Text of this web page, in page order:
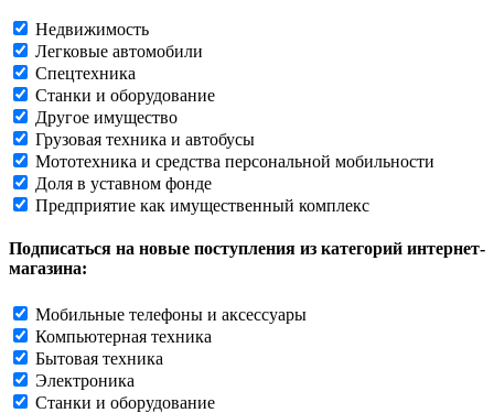
Недвижимость
Легковые автомобили
Спецтехника
Станки и оборудование
Другое имущество
Грузовая техника и автобусы
Мототехника и средства персональной мобильности
Доля в уставном фонде
Предприятие как имущественный комплекс
Подписаться на новые поступления из категорий интернет-
магазина:
Мобильные телефоны и аксессуары
Компьютерная техника
Бытовая техника
Электроника
Станки и оборудование